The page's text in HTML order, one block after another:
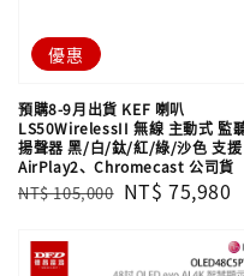
優惠
預購8-9月出貨 KEF 喇叭
LS50WirelessII 無線 主動式 監
揚聲器 黑/白/鈦/紅/綠/沙色 支援
AirPlay2、Chromecast 公司貨
Regular
NT$ 105,000 Sale
NT$ 75,980